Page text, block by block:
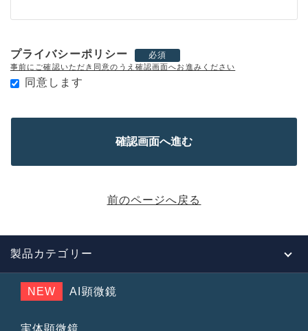
プライバシーポリシー 必須
事前にご確認いただき同意のうえ確認画面へお進みください
同意します
前のページへ戻る
製品カテゴリー
NEW AI顕微鏡
実体顕微鏡